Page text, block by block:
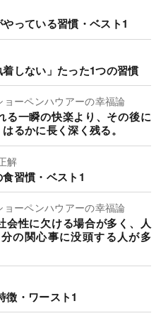
っている習慣・ベスト1
着しない」たった1つの習慣
ーペンハウアーの幸福論
る一瞬の快楽より、その後に
るかに長く深く残る。
解
食習慣・ベスト1
ーペンハウアーの幸福論
会性に欠ける場合が多く、人
の関心事に没頭する人が多
徴・ワースト1